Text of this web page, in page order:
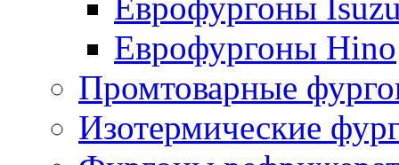
Еврофургоны Hino
Промтоварные
Изотермические